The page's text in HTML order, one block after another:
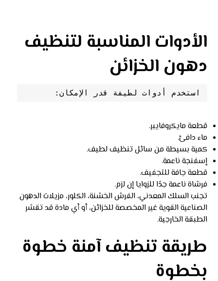
الأدوات المناسبة لتنظيف
دهون الخزائن
استخدم أدوات لطيفة قدر الإمكان:
قطعة مايكروفايبر.
ماء دافئ.
كمية بسيطة من سائل تنظيف لطيف.
إسفنجة ناعمة.
قطعة جافة للتجفيف.
فرشاة ناعمة جدًا للزوايا إن لزم.
تجنب السلك المعدني، الفرش الخشنة، الكلور، مزيلات الدهون
الصناعية القوية غير المخصصة للخزائن، أو أي مادة قد تقشر
الطبقة الخارجية.
طريقة تنظيف آمنة خطوة
بخطوة